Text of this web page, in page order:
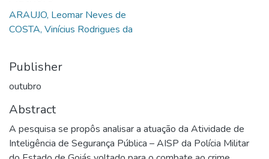
ARAUJO, Leomar Neves de
COSTA, Vinícius Rodrigues da
Publisher
outubro
Abstract
A pesquisa se propôs analisar a atuação da Atividade de
Inteligência de Segurança Pública – AISP da Polícia Militar